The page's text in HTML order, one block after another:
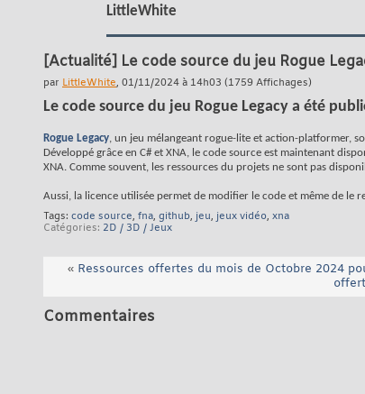
LittleWhite
[Actualité] Le code source du jeu Rogue
par LittleWhite, 01/11/2024 à 14h03 (1759 Affichages)
Le code source du jeu Rogue Legacy a été
Rogue Legacy, un jeu mélangeant rogue-lite et action-platformer,
Développé grâce en C# et XNA, le code source est maintenant
XNA. Comme souvent, les ressources du projets ne sont pas
Aussi, la licence utilisée permet de modifier le code et même de
Tags: code source, fna, github, jeu, jeux vidéo, xna
Catégories 2D / 3D / Jeux
« Ressources offertes du mois de Octobre 2024
Commentaires